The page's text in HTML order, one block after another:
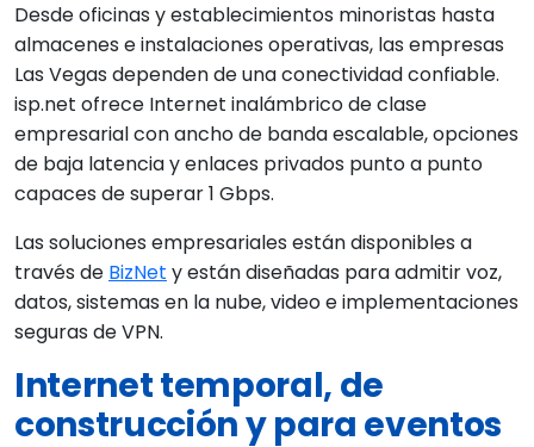
Desde oficinas y establecimientos minoristas hasta
almacenes e instalaciones operativas, las empresas
Las Vegas dependen de una conectividad confiable.
isp.net ofrece Internet inalámbrico de clase
empresarial con ancho de banda escalable, opciones
de baja latencia y enlaces privados punto a punto
capaces de superar 1 Gbps.
Las soluciones empresariales están disponibles a
través de BizNet y están diseñadas para admitir voz,
datos, sistemas en la nube, video e implementaciones
seguras de VPN.
Internet temporal, de
construcción y para eventos